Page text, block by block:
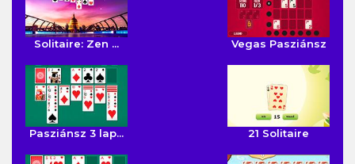
Solitaire: Zen ... Vegas Pasziánsz
Pasziánsz 3 lap... 21 Solitaire